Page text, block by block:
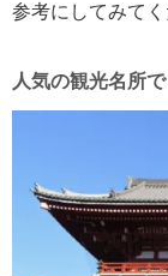
参考にしてみてく
人気の観光名所